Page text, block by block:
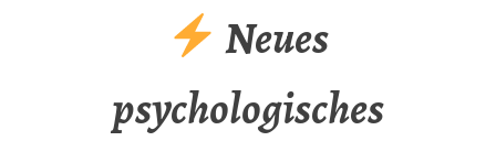
Neues
psychologisches